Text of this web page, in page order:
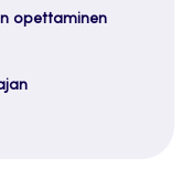
opettaminen